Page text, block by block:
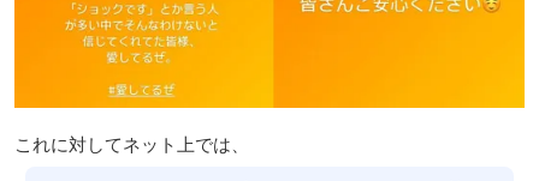
これに対してネット上では、